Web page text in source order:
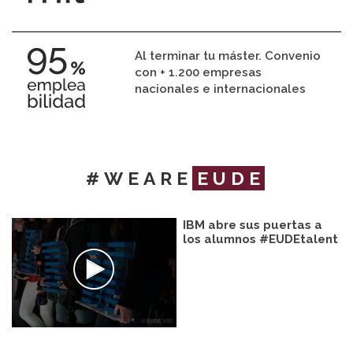
Al terminar tu máster. Convenio
con + 1.200 empresas
nacionales e internacionales
#WEARE EUDE
IBM abre sus puertas a
los alumnos #EUDEtalent